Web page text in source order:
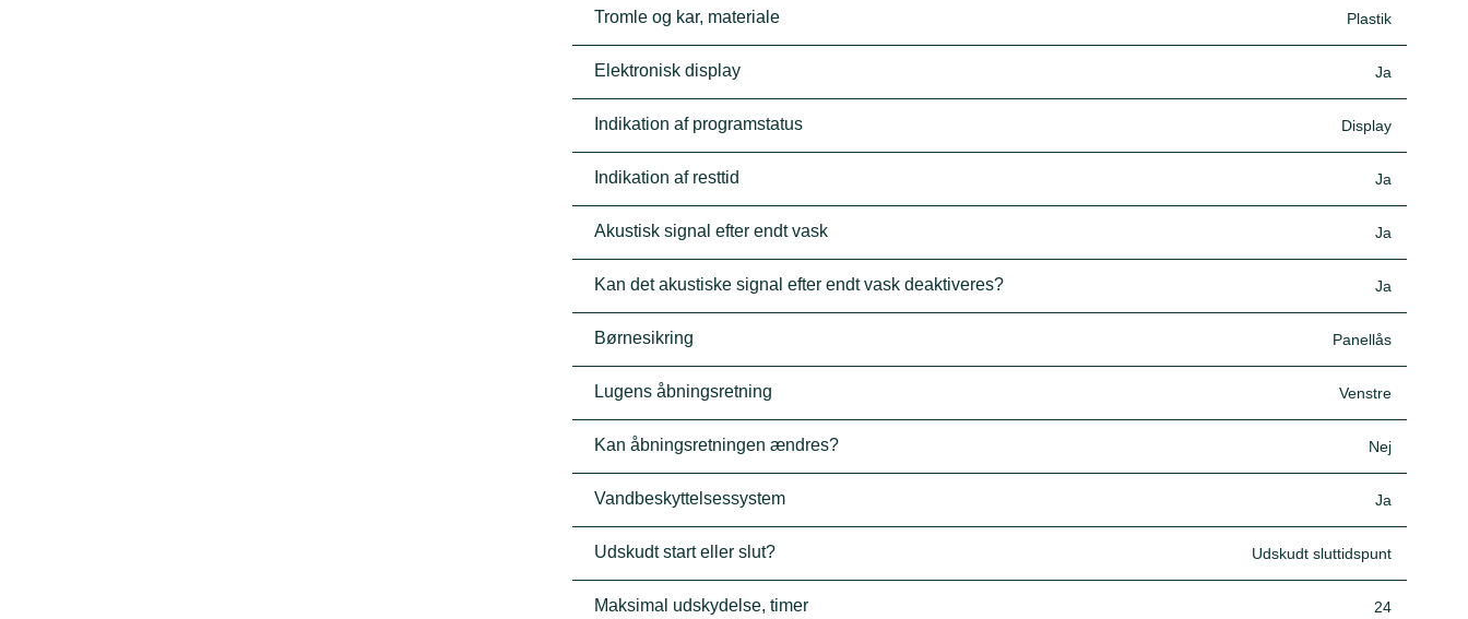
Tromle og kar, materiale Plastik
Elektronisk display Ja
Indikation af programstatus Display
Indikation af resttid Ja
Akustisk signal efter endt vask Ja
Kan det akustiske signal efter endt vask deaktiveres? Ja
Børnesikring Panellås
Lugens åbningsretning Venstre
Kan åbningsretningen ændres? Nej
Vandbeskyttelsessystem Ja
Udskudt start eller slut? Udskudt sluttidspunt
Maksimal udskydelse, timer 24